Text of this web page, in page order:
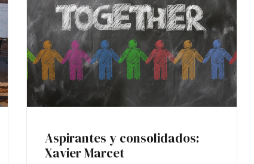
Aspirantes y consolidados:
Xavier Marcet